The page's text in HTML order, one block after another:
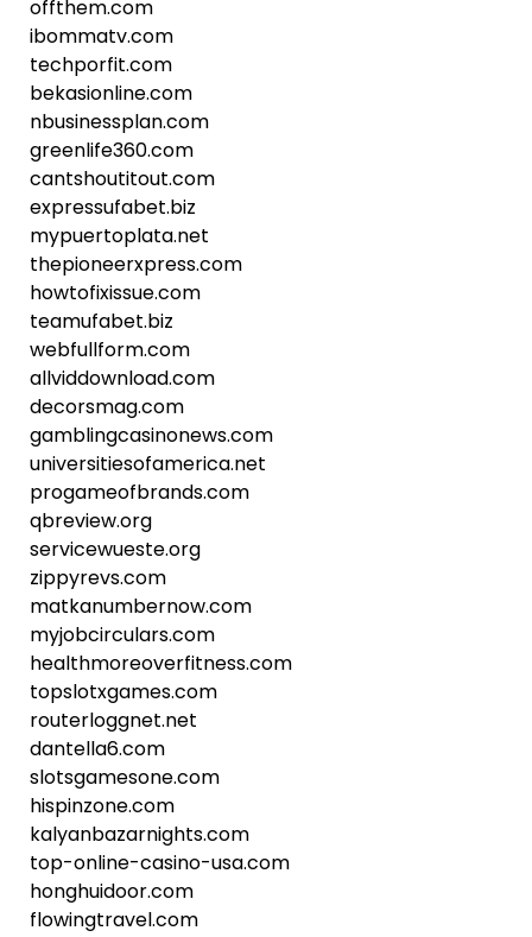
offthem.com
ibommatv.com
techporfit.com
bekasionline.com
nbusinessplan.com
greenlife360.com
cantshoutitout.com
expressufabet.biz
mypuertoplata.net
thepioneerxpress.com
howtofixissue.com
teamufabet.biz
webfullform.com
allviddownload.com
decorsmag.com
gamblingcasinonews.com
universitiesofamerica.net
progameofbrands.com
qbreview.org
servicewueste.org
zippyrevs.com
matkanumbernow.com
myjobcirculars.com
healthmoreoverfitness.com
topslotxgames.com
routerloggnet.net
dantella6.com
slotsgamesone.com
hispinzone.com
kalyanbazarnights.com
top-online-casino-usa.com
honghuidoor.com
flowingtravel.com